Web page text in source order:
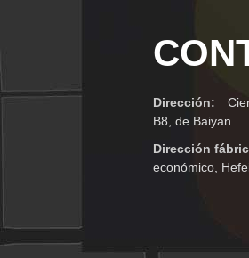
Dirección:
B8, de Baiyan
Dirección
económico,